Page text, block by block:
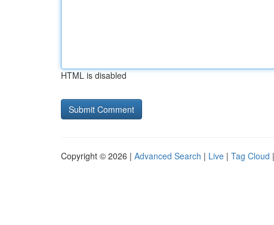
HTML is disabled
Copyright © 2026 | Advanced Search | Live | Tag Cloud |